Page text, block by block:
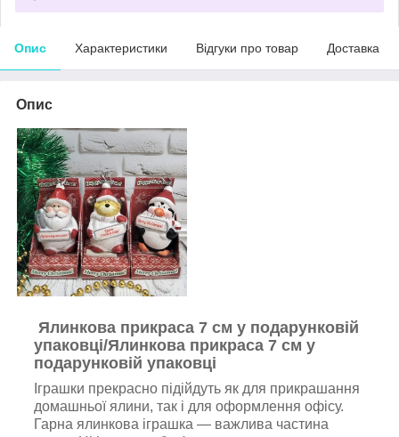
Опис Характеристики Відгуки про товар Доставка
Опис
Ялинкова прикраса 7 см у подарунковій
упаковці/Ялинкова прикраса 7 см у
подарунковій упаковці
Іграшки прекрасно підійдуть як для прикрашання
домашньої ялини, так і для оформлення офісу.
Гарна ялинкова іграшка — важлива частина